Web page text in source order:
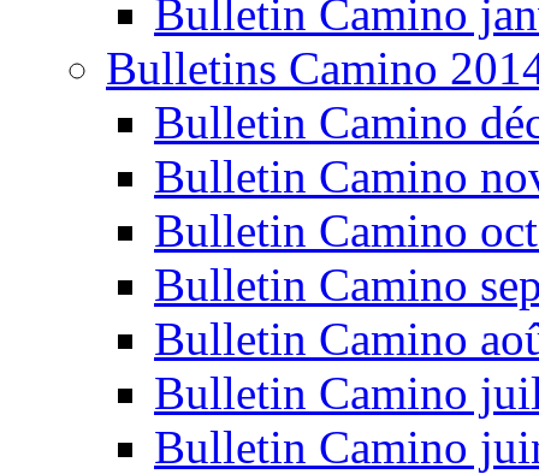
Bulletin Camino
Bulletins Camino
Bulletin Camino
Bulletin Camino
Bulletin Camino
Bulletin Camino
Bulletin Camino
Bulletin Camino
Bulletin Camino